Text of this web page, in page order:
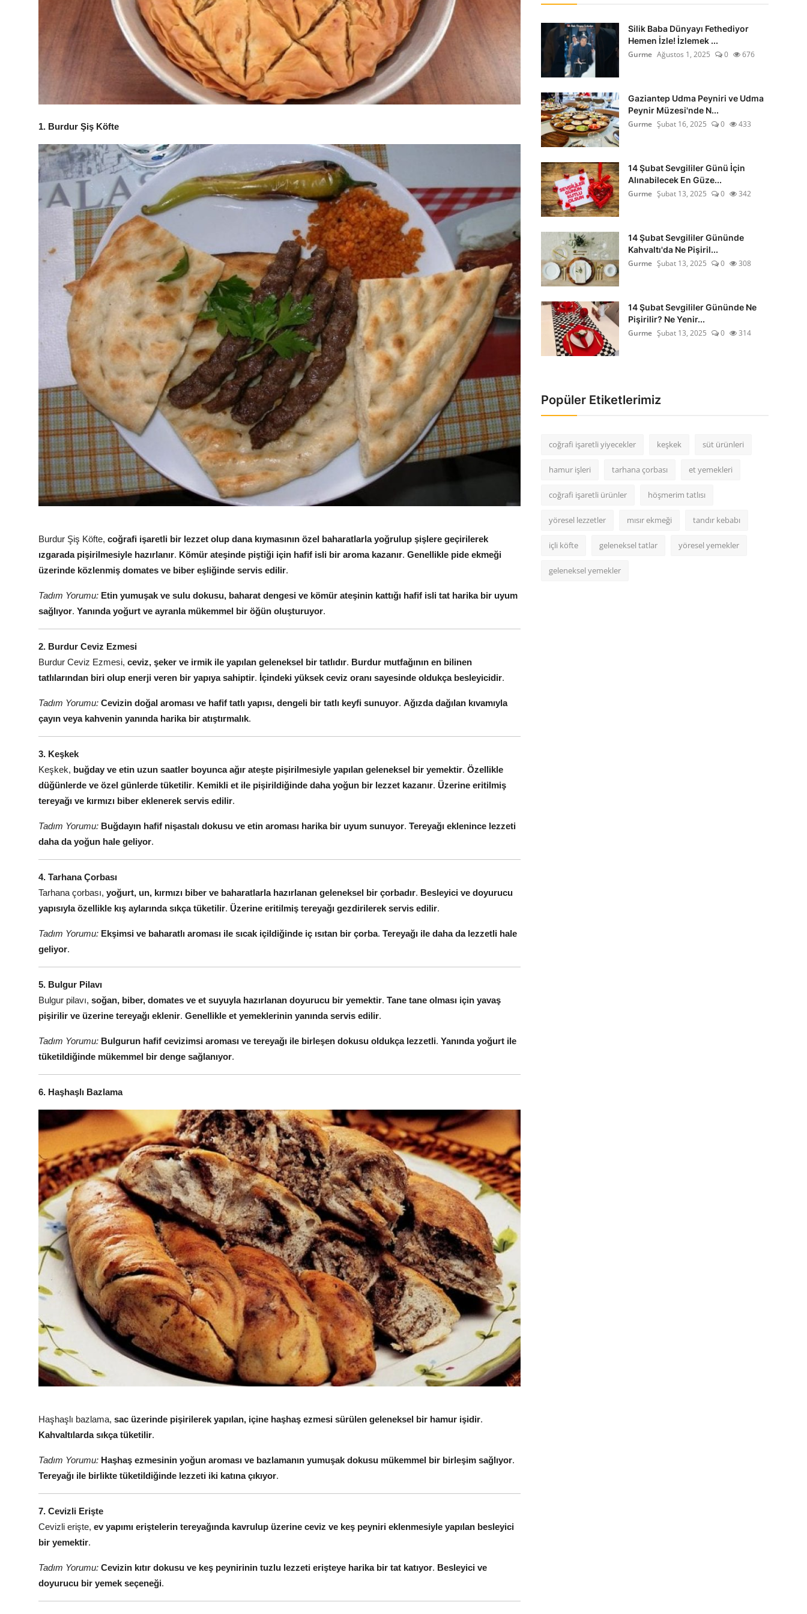
Anne & Bebek Beslenmesi
Mutfak Sırları & Teknikler
Gıda Sözlüğü & Nedir?
1. Burdur Şiş Köfte
Burdur Şiş Köfte, coğrafi işaretli bir lezzet olup dana kıymasının özel baharatlarla yoğrulup şişlere geçirilerek
ızgarada pişirilmesiyle hazırlanır. Kömür ateşinde piştiği için hafif isli bir aroma kazanır. Genellikle pide ekmeği
üzerinde közlenmiş domates ve biber eşliğinde servis edilir.
Tadım Yorumu: Etin yumuşak ve sulu dokusu, baharat dengesi ve kömür ateşinin kattığı hafif isli tat harika bir uyum
sağlıyor. Yanında yoğurt ve ayranla mükemmel bir öğün oluşturuyor.
2. Burdur Ceviz Ezmesi
Burdur Ceviz Ezmesi, ceviz, şeker ve irmik ile yapılan geleneksel bir tatlıdır. Burdur mutfağının en bilinen
tatlılarından biri olup enerji veren bir yapıya sahiptir. İçindeki yüksek ceviz oranı sayesinde oldukça besleyicidir.
Tadım Yorumu: Cevizin doğal aroması ve hafif tatlı yapısı, dengeli bir tatlı keyfi sunuyor. Ağızda dağılan kıvamıyla
çayın veya kahvenin yanında harika bir atıştırmalık.
3. Keşkek
Keşkek, buğday ve etin uzun saatler boyunca ağır ateşte pişirilmesiyle yapılan geleneksel bir yemektir. Özellikle
düğünlerde ve özel günlerde tüketilir. Kemikli et ile pişirildiğinde daha yoğun bir lezzet kazanır. Üzerine eritilmiş
tereyağı ve kırmızı biber eklenerek servis edilir.
Tadım Yorumu: Buğdayın hafif nişastalı dokusu ve etin aroması harika bir uyum sunuyor. Tereyağı eklenince lezzeti
daha da yoğun hale geliyor.
4. Tarhana Çorbası
Tarhana çorbası, yoğurt, un, kırmızı biber ve baharatlarla hazırlanan geleneksel bir çorbadır. Besleyici ve doyurucu
yapısıyla özellikle kış aylarında sıkça tüketilir. Üzerine eritilmiş tereyağı gezdirilerek servis edilir.
Tadım Yorumu: Ekşimsi ve baharatlı aroması ile sıcak içildiğinde iç ısıtan bir çorba. Tereyağı ile daha da lezzetli hale
geliyor.
5. Bulgur Pilavı
Bulgur pilavı, soğan, biber, domates ve et suyuyla hazırlanan doyurucu bir yemektir. Tane tane olması için yavaş
pişirilir ve üzerine tereyağı eklenir. Genellikle et yemeklerinin yanında servis edilir.
Tadım Yorumu: Bulgurun hafif cevizimsi aroması ve tereyağı ile birleşen dokusu oldukça lezzetli. Yanında yoğurt ile
tüketildiğinde mükemmel bir denge sağlanıyor.
6. Haşhaşlı Bazlama
Haşhaşlı bazlama, sac üzerinde pişirilerek yapılan, içine haşhaş ezmesi sürülen geleneksel bir hamur işidir.
Kahvaltılarda sıkça tüketilir.
Tadım Yorumu: Haşhaş ezmesinin yoğun aroması ve bazlamanın yumuşak dokusu mükemmel bir birleşim sağlıyor.
Tereyağı ile birlikte tüketildiğinde lezzeti iki katına çıkıyor.
7. Cevizli Erişte
Cevizli erişte, ev yapımı eriştelerin tereyağında kavrulup üzerine ceviz ve keş peyniri eklenmesiyle yapılan besleyici
bir yemektir.
Tadım Yorumu: Cevizin kıtır dokusu ve keş peynirinin tuzlu lezzeti erişteye harika bir tat katıyor. Besleyici ve
doyurucu bir yemek seçeneği.
Silik Baba Dünyayı Fethediyor
Hemen İzle! İzlemek ...
Gurme Ağustos 1, 2025 0 676
Gaziantep Udma Peyniri ve Udma
Peynir Müzesi'nde N...
Gurme Şubat 16, 2025 0 433
14 Şubat Sevgililer Günü İçin
Alınabilecek En Güze...
Gurme Şubat 13, 2025 0 342
14 Şubat Sevgililer Gününde
Kahvaltı'da Ne Pişiril...
Gurme Şubat 13, 2025 0 308
14 Şubat Sevgililer Gününde Ne
Pişirilir? Ne Yenir...
Gurme Şubat 13, 2025 0 314
Popüler Etiketlerimiz
coğrafi işaretli yiyecekler keşkek süt ürünleri
hamur işleri tarhana çorbası et yemekleri
coğrafi işaretli ürünler höşmerim tatlısı
yöresel lezzetler mısır ekmeği tandır kebabı
içli köfte geleneksel tatlar yöresel yemekler
geleneksel yemekler